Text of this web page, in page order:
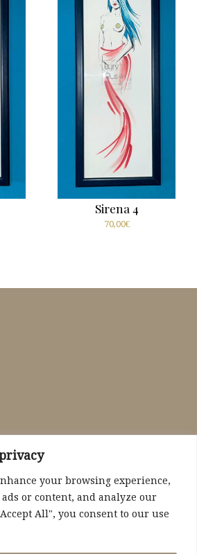
your browsing experience,
or content, and analyze our
All", you consent to our use
Sirena 4
70,00€